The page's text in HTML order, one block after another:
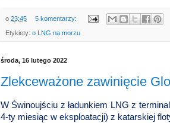
o 23:45 5 komentarzy:
Etykiety: o LNG na morzu
środa, 16 lutego 2022
Zlekceważone zawinięcie
W Świnoujściu z ładunkiem LNG z
4-ty miesiąc w eksploatacji) z katarskiej